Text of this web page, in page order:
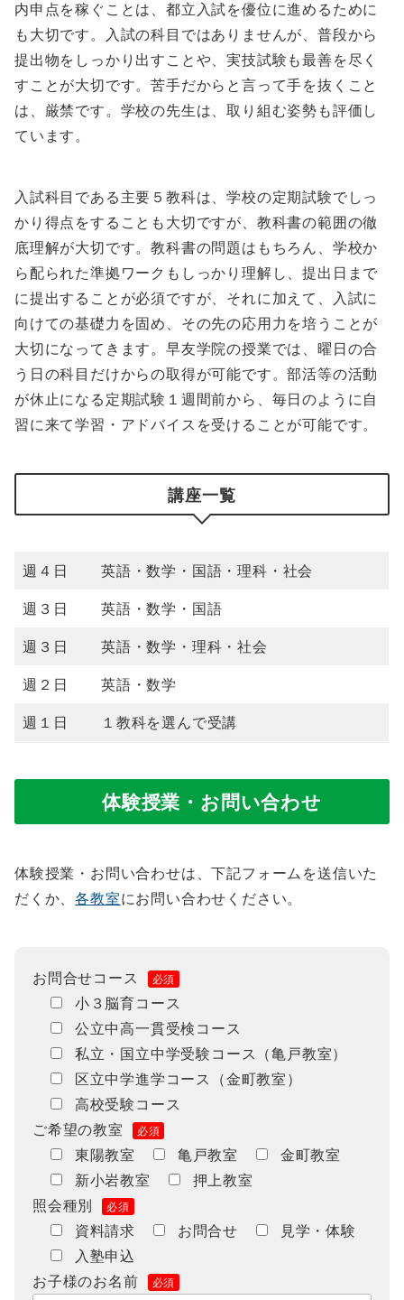
内申点を稼ぐことは、都立入試を優位に進めるために
も大切です。入試の科目ではありませんが、普段から
提出物をしっかり出すことや、実技試験も最善を尽く
すことが大切です。苦手だからと言って手を抜くこと
は、厳禁です。学校の先生は、取り組む姿勢も評価し
ています。
入試科目である主要５教科は、学校の定期試験でしっ
かり得点をすることも大切ですが、教科書の範囲の徹
底理解が大切です。教科書の問題はもちろん、学校か
ら配られた準拠ワークもしっかり理解し、提出日まで
に提出することが必須ですが、それに加えて、入試に
向けての基礎力を固め、その先の応用力を培うことが
大切になってきます。早友学院の授業では、曜日の合
う日の科目だけからの取得が可能です。部活等の活動
が休止になる定期試験１週間前から、毎日のように自
習に来て学習・アドバイスを受けることが可能です。
講座一覧
週４日 英語・数学・国語・理科・社会
週３日 英語・数学・国語
週３日 英語・数学・理科・社会
週２日 英語・数学
週１日 １教科を選んで受講
体験授業・お問い合わせ
体験授業・お問い合わせは、下記フォームを送信いた
だくか、各教室にお問い合わせください。
お問合せコース 必須
小３脳育コース
公立中高一貫受検コース
私立・国立中学受験コース（亀戸教室）
区立中学進学コース（金町教室）
高校受験コース
ご希望の教室
必須
東陽教室 亀戸教室
金町教室
新小岩教室
押上教室
照会種別
必須
資料請求 お問合せ
見学・体験
入塾申込
お子様のお名前
必須